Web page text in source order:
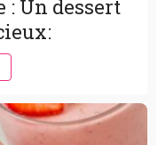
: Un dessert